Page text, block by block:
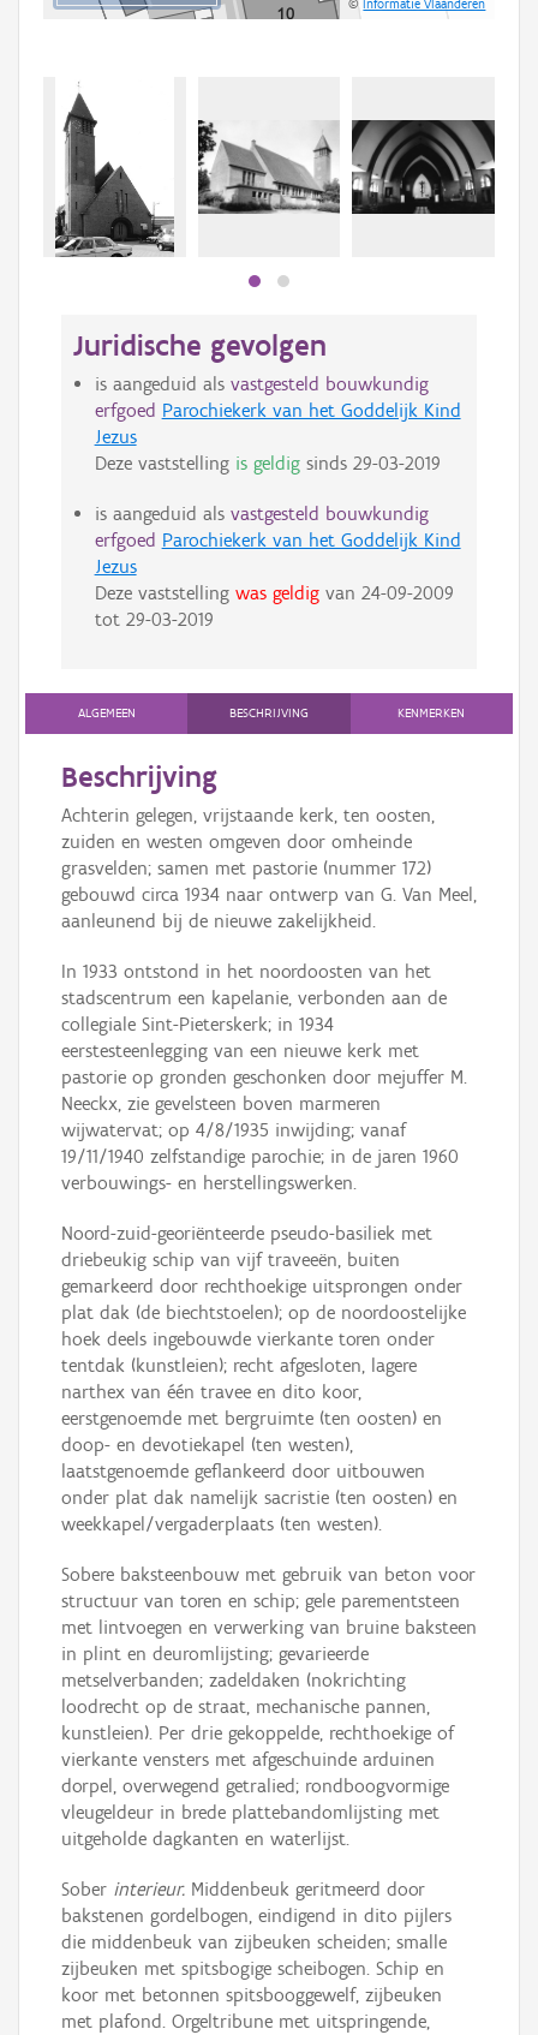
©Informatie Vlaanderen
Juridische gevolgen
is aangeduid als vastgesteld bouwkundig
erfgoed Parochiekerk van het Goddelijk Kind
Jezus
Deze vaststelling is geldigsinds 29-03-2019
is aangeduid als vastgesteld bouwkundig
erfgoed Parochiekerk van het Goddelijk Kind
Jezus
Deze vaststelling was geldigvan 24-09-2009
tot 29-03-2019
ALGEMEEN BESCHRIJVING KENMERKEN
Beschrijving
Achterin gelegen, vrijstaande kerk, ten oosten,
zuiden en westen omgeven door omheinde
grasvelden; samen met pastorie (nummer 172)
gebouwd circa 1934 naar ontwerp van G. Van Meel,
aanleunend bij de nieuwe zakelijkheid.
In 1933 ontstond in het noordoosten van het
stadscentrum een kapelanie, verbonden aan de
collegiale Sint-Pieterskerk; in 1934
eerstesteenlegging van een nieuwe kerk met
pastorie op gronden geschonken door mejuffer M.
Neeckx, zie gevelsteen boven marmeren
wijwatervat; op 4/8/1935 inwijding; vanaf
19/11/1940 zelfstandige parochie; in de jaren 1960
verbouwings- en herstellingswerken.
Noord-zuid-georiënteerde pseudo-basiliek met
driebeukig schip van vijf traveeën, buiten
gemarkeerd door rechthoekige uitsprongen onder
plat dak (de biechtstoelen); op de noordoostelijke
hoek deels ingebouwde vierkante toren onder
tentdak (kunstleien); recht afgesloten, lagere
narthex van één travee en dito koor,
eerstgenoemde met bergruimte (ten oosten) en
doop- en devotiekapel (ten westen),
laatstgenoemde geflankeerd door uitbouwen
onder plat dak namelijk sacristie (ten oosten) en
weekkapel/vergaderplaats (ten westen).
Sobere baksteenbouw met gebruik van beton voor
structuur van toren en schip; gele parementsteen
met lintvoegen en verwerking van bruine baksteen
in plint en deuromlijsting; gevarieerde
metselverbanden; zadeldaken (nokrichting
loodrecht op de straat, mechanische pannen,
kunstleien). Per drie gekoppelde, rechthoekige of
vierkante vensters met afgeschuinde arduinen
dorpel, overwegend getralied; rondboogvormige
vleugeldeur in brede plattebandomlijsting met
uitgeholde dagkanten en waterlijst.
Sober interieur. Middenbeuk geritmeerd door
bakstenen gordelbogen, eindigend in dito pijlers
die middenbeuk van zijbeuken scheiden; smalle
zijbeuken met spitsbogige scheibogen. Schip en
koor met betonnen spitsbooggewelf, zijbeuken
met plafond. Orgeltribune met uitspringende,